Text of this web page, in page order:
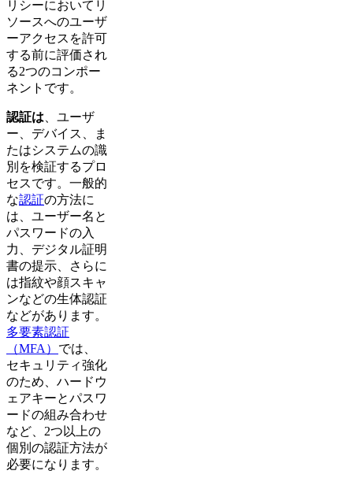
リシーにおいてリ
ソースへのユーザ
ーアクセスを許可
する前に評価され
る2つのコンポー
ネントです。
認証は 、ユーザ
ー、デバイス、ま
たはシステムの識
別を検証するプロ
セスです。一般的
な認証の方法に
は、ユーザー名と
パスワードの入
力、デジタル証明
書の提示、さらに
は指紋や顔スキャ
ンなどの生体認証
などがあります。
多要素認証
（MFA） では、
セキュリティ強化
のため、ハードウ
ェアキーとパスワ
ードの組み合わせ
など、2つ以上の
個別の認証方法が
必要になります。